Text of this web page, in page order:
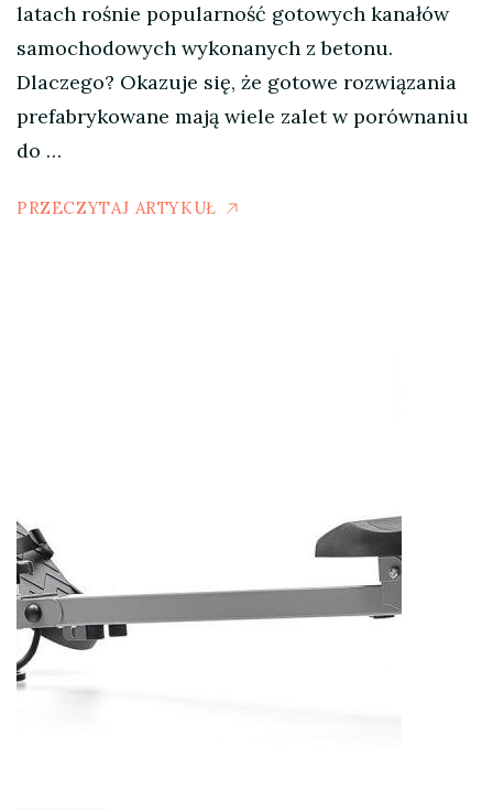
latach rośnie popularność gotowych kanałów
samochodowych wykonanych z betonu.
Dlaczego? Okazuje się, że gotowe rozwiązania
prefabrykowane mają wiele zalet w porównaniu
do …
PRZECZYTAJ ARTYKUŁ